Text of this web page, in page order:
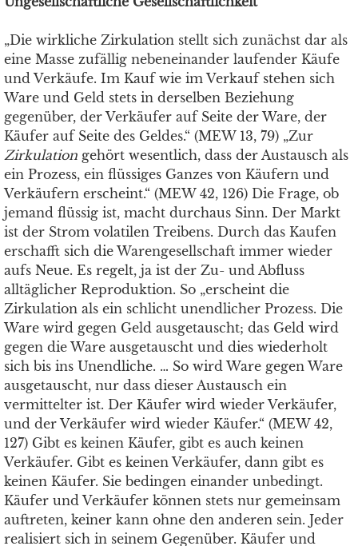
„Die wirkliche Zirkulation stellt sich zunächst dar als
eine Masse zufällig nebeneinander laufender Käufe
und Verkäufe. Im Kauf wie im Verkauf stehen sich
Ware und Geld stets in derselben Beziehung
gegenüber, der Verkäufer auf Seite der Ware, der
Käufer auf Seite des Geldes.“ (MEW 13, 79) „Zur
Zirkulation gehört wesentlich, dass der Austausch als
ein Prozess, ein flüssiges Ganzes von Käufern und
Verkäufern erscheint.“ (MEW 42, 126) Die Frage, ob
jemand flüssig ist, macht durchaus Sinn. Der Markt
ist der Strom volatilen Treibens. Durch das Kaufen
erschafft sich die Warengesellschaft immer wieder
aufs Neue. Es regelt, ja ist der Zu- und Abfluss
alltäglicher Reproduktion. So „erscheint die
Zirkulation als ein schlicht unendlicher Prozess. Die
Ware wird gegen Geld ausgetauscht; das Geld wird
gegen die Ware ausgetauscht und dies wiederholt
sich bis ins Unendliche. … So wird Ware gegen Ware
ausgetauscht, nur dass dieser Austausch ein
vermittelter ist. Der Käufer wird wieder Verkäufer,
und der Verkäufer wird wieder Käufer.“ (MEW 42,
127) Gibt es keinen Käufer, gibt es auch keinen
Verkäufer. Gibt es keinen Verkäufer, dann gibt es
keinen Käufer. Sie bedingen einander unbedingt.
Käufer und Verkäufer können stets nur gemeinsam
auftreten, keiner kann ohne den anderen sein. Jeder
realisiert sich in seinem Gegenüber. Käufer und